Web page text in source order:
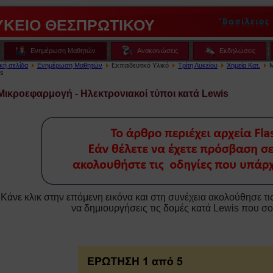
ΘΕΣΠΡΩΤΙΚΟΥ
Ενημέρωση Μαθητών Ανακοινώσεις
Εκδηλώσεις
σελίδα
Ενημέρωση Μαθητών Εκπαιδευτικό Υλικό Τρίτη Λυκείου Χημεία Κατ.
- Ηλεκτρονιακοί τύποι κατά Lewis
Κάνε κλικ στην επόμενη εικόνα και στη συνέχεια ακολούθησε
να δημιουργήσεις τις δομές κατά Lewis που